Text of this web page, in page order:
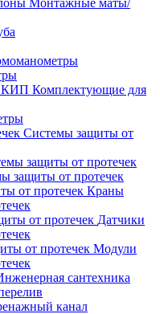
Комплектующие для
Системы защиты от
защиты от протечек
Краны
Датчики
Модули
сантехника
канал